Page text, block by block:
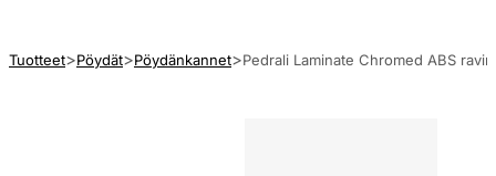
Tuotteet Pöydät Pöydänkannet Pedrali Laminate Chromed ABS